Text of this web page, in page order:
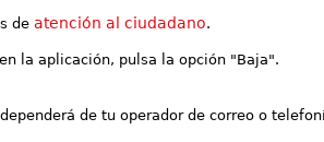
deatención al ciudadano.
la aplicación, pulsa la opción "Baja".
de tu operador de correo o